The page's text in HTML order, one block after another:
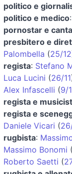
politico e
politico e medico:
pornostar e
presbitero e
Palombella (25/12
regista: Stefano
Luca Lucini (26/11
Alex Infascelli (9/
regista e
regista e
Daniele Vicari (
rugbista:
Massimo Bonomi (
Roberto Saetti (